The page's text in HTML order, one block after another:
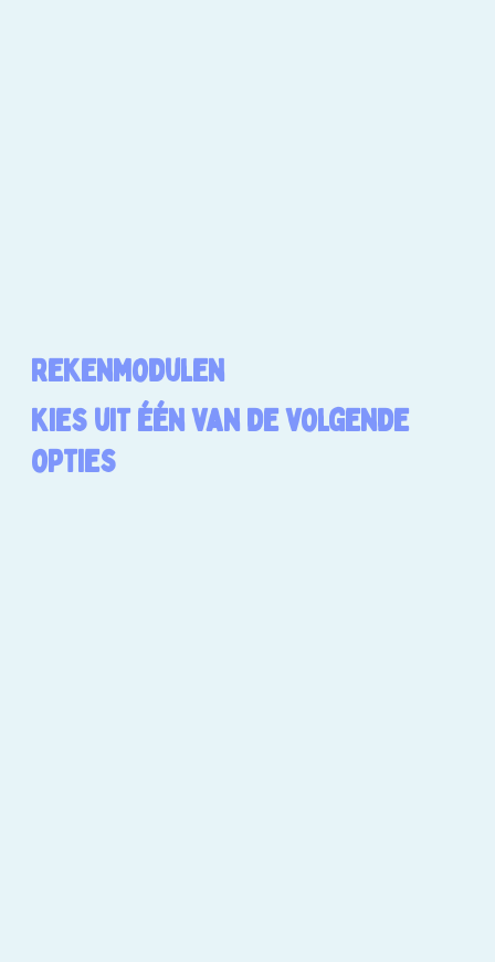
Rekenmodulen
Kies uit één van de volgende
opties